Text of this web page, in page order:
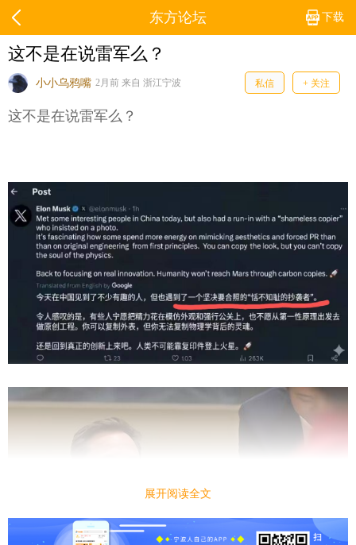
下载
东方论坛
这不是在说雷军么？
小小乌鸦嘴 2月前 来自 浙江宁波 私信 + 关注
这不是在说雷军么？
展开阅读全文